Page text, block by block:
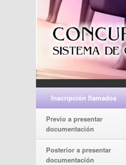
Inscripción llamados
Previo a presentar
documentación
Posterior a presentar
documentación